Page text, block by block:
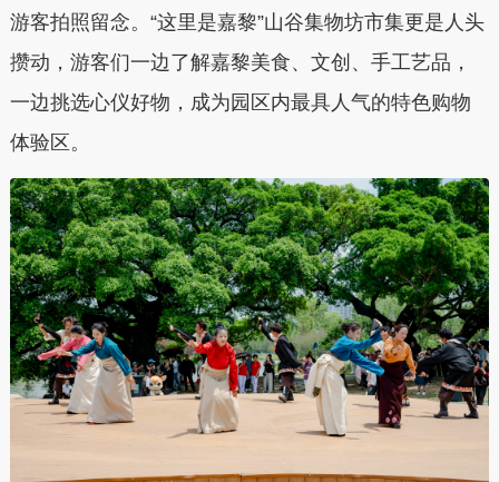
游客拍照留念。“这里是嘉黎”山谷集物坊市集更是人头
攒动，游客们一边了解嘉黎美食、文创、手工艺品，
一边挑选心仪好物，成为园区内最具人气的特色购物
体验区。